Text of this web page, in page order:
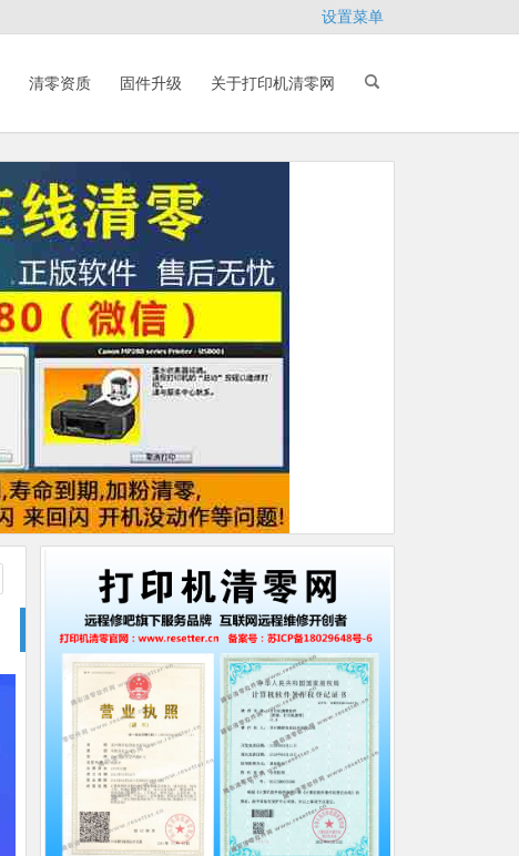
设置菜单
清零资质 固件升级 关于打印机清零网